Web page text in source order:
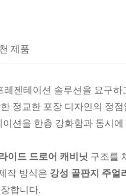
제품
젠테이션 솔루션을 요구하
정교한 포장 디자인의 정점
션을 한층 강화함과 동시에
이드 드로어 캐비닛 구조를
작 방식은 강성 골판지 주얼
합니다.